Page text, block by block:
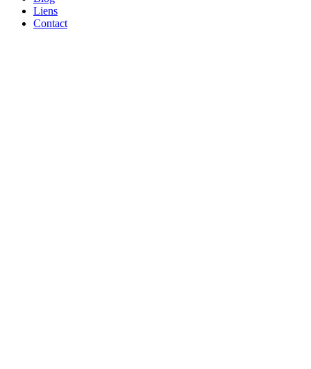
Liens
Contact